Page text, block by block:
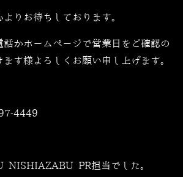
りお待ちしております。
かホームページで営業日をご確認の
す様よろしくお願い申し上げます。
4449
NISHIAZABU PR担当でした。